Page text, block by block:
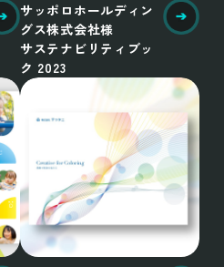
サッポロホールディン
グス株式会社様
サステナビリティブッ
ク 2023